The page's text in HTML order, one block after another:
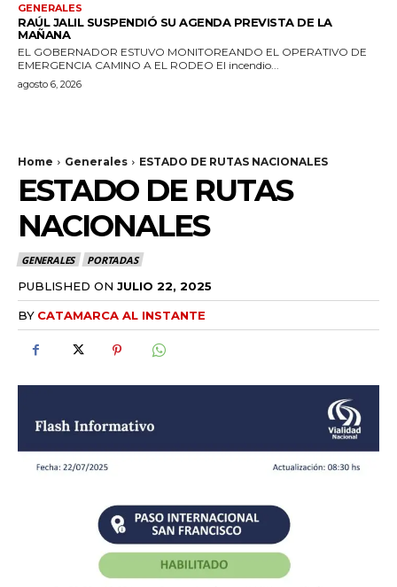
GENERALES
RAÚL JALIL SUSPENDIÓ SU AGENDA PREVISTA DE LA
MAÑANA
EL GOBERNADOR ESTUVO MONITOREANDO EL OPERATIVO DE
EMERGENCIA CAMINO A EL RODEO El incendio...
agosto 6, 2026